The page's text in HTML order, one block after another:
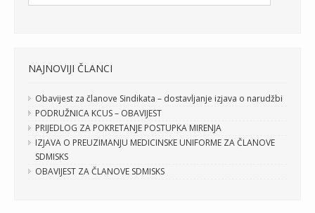
NAJNOVIJI ČLANCI
Obavijest za članove Sindikata – dostavljanje izjava o narudžbi
PODRUŽNICA KCUS – OBAVIJEST
PRIJEDLOG ZA POKRETANJE POSTUPKA MIRENJA
IZJAVA O PREUZIMANJU MEDICINSKE UNIFORME ZA ČLANOVE
SDMISKS
OBAVIJEST ZA ČLANOVE SDMISKS